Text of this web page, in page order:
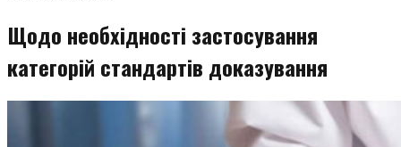
Щодо необхідності застосування
категорій стандартів доказування